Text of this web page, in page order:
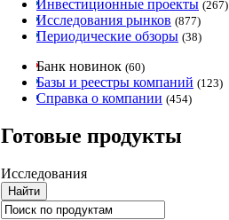
Инвестиционные проекты (267)
Исследования рынков (877)
Периодические обзоры (38)
Банк новинок (60)
Базы и реестры компаний (123)
Справка о компании (454)
Готовые продукты
Исследования